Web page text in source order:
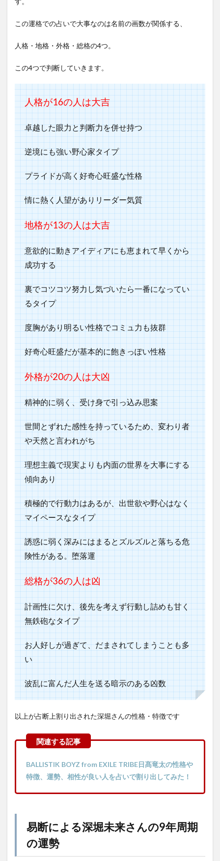
この運格での占いで大事なのは名前の画数が関係する、
人格・地格・外格・総格の4つ。
この4つで判断していきます。
人格が16の人は大吉
卓越した眼力と判断力を併せ持つ
逆境にも強い野心家タイプ
プライドが高く好奇心旺盛な性格
情に熱く人望がありリーダー気質
地格が13の人は大吉
意欲的に動きアイディアにも恵まれて早くから
成功する
裏でコツコツ努力し気づいたら一番になってい
るタイプ
度胸があり明るい性格でコミュ力も抜群
好奇心旺盛だが基本的に飽きっぽい性格
外格が20の人は大凶
精神的に弱く、受け身で引っ込み思案
世間とずれた感性を持っているため、変わり者
や天然と言われがち
理想主義で現実よりも内面の世界を大事にする
傾向あり
積極的で行動力はあるが、出世欲や野心はなく
マイペースなタイプ
誘惑に弱く深みにはまるとズルズルと落ちる危
険性がある。堕落運
総格が36の人は凶
計画性に欠け、後先を考えず行動し詰めも甘く
無鉄砲なタイプ
お人好しが過ぎて、だまされてしまうことも多
い
波乱に富んだ人生を送る暗示のある凶数
以上が占断上割り出された深堀さんの性格・特徴です
BALLISTIK BOYZ from EXILE TRIBE日髙竜太の性格や
特徴、運勢、相性が良い人を占いで割り出してみた！
易断による深堀未来さんの9年周期
の運勢